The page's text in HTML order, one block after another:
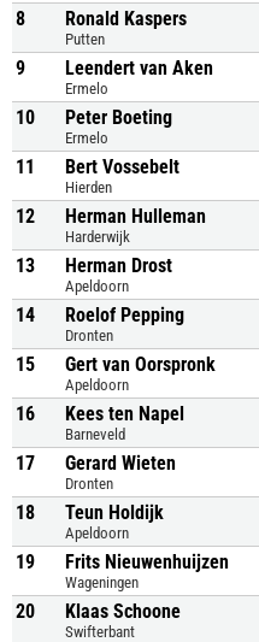
8 Ronald Kaspers
Putten
9 Leendert van Aken
Ermelo
10 Peter Boeting
Ermelo
11 Bert Vossebelt
Hierden
12 Herman Hulleman
Harderwijk
13 Herman Drost
Apeldoorn
14 Roelof Pepping
Dronten
15 Gert van Oorspronk
Apeldoorn
16 Kees ten Napel
Barneveld
17 Gerard Wieten
Dronten
18 Teun Holdijk
Apeldoorn
19 Frits Nieuwenhuijzen
Wageningen
20 Klaas Schoone
Swifterbant